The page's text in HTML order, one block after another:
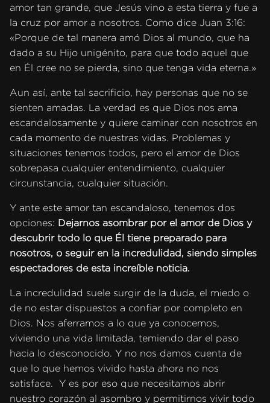
amor tan grande, que Jesús vino a esta tierra y fue a
la cruz por amor a nosotros. Como dice Juan 3:16:
«Porque de tal manera amó Dios al mundo, que ha
dado a su Hijo unigénito, para que todo aquel que
en Él cree no se pierda, sino que tenga vida eterna.»
Aun así, ante tal sacrificio, hay personas que no se
sienten amadas. La verdad es que Dios nos ama
escandalosamente y quiere caminar con nosotros en
cada momento de nuestras vidas. Problemas y
situaciones tenemos todos, pero el amor de Dios
sobrepasa cualquier entendimiento, cualquier
circunstancia, cualquier situación.
Y ante este amor tan escandaloso, tenemos dos
opciones: Dejarnos asombrar por el amor de Dios y
descubrir todo lo que Él tiene preparado para
nosotros, o seguir en la incredulidad, siendo simples
espectadores de esta increíble noticia.
La incredulidad suele surgir de la duda, el miedo o
de no estar dispuestos a confiar por completo en
Dios. Nos aferramos a lo que ya conocemos,
viviendo una vida limitada, temiendo dar el paso
hacia lo desconocido. Y no nos damos cuenta de
que lo que hemos vivido hasta ahora no nos
satisface. Y es por eso que necesitamos abrir
nuestro corazón al asombro y permitirnos vivir todo